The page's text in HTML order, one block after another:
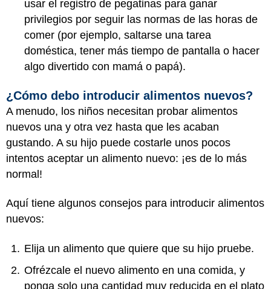
usar el registro de pegatinas para ganar
privilegios por seguir las normas de las horas de
comer (por ejemplo, saltarse una tarea
doméstica, tener más tiempo de pantalla o hacer
algo divertido con mamá o papá).
¿Cómo debo introducir alimentos nuevos?
A menudo, los niños necesitan probar alimentos
nuevos una y otra vez hasta que les acaban
gustando. A su hijo puede costarle unos pocos
intentos aceptar un alimento nuevo: ¡es de lo más
normal!
Aquí tiene algunos consejos para introducir alimentos
nuevos:
Elija un alimento que quiere que su hijo pruebe.
Ofrézcale el nuevo alimento en una comida, y
ponga solo una cantidad muy reducida en el plato